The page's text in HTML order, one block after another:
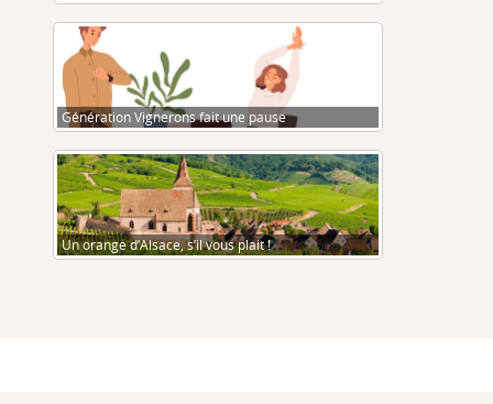
Génération Vignerons fait une pause
Un orange d’Alsace, s’il vous plait !